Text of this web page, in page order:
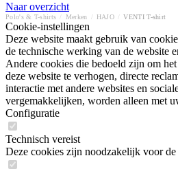
Naar overzicht
Polo's & T-shirts Merken HAJO VENTI T-shirt
Cookie-instellingen
Deze website maakt gebruik van
de technische werking van de website
Andere cookies die bedoeld zijn om
deze website te verhogen, directe
interactie met andere websites en
vergemakkelijken, worden alleen met
Configuratie
Technisch vereist
Deze cookies zijn noodzakelijk voor